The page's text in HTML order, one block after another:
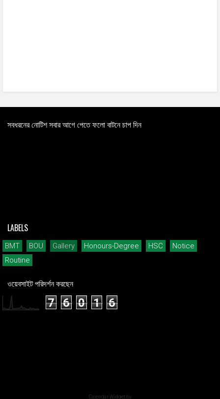
সবধরনের নোটিশ সবার আগে পেতে ফলো বাটনে চাপ দিন
LABELS
BMT BOU Gallery Honours-Degree HSC
Notice
Routine
ওয়েবসাইট পরিদর্শন করছেন
7 6 0 1 6
Calendar Widget by